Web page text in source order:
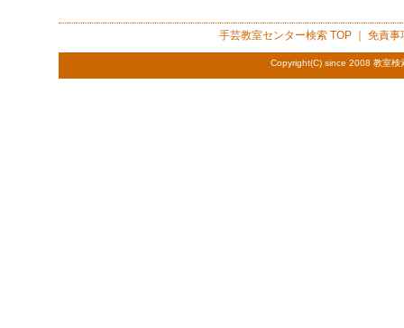
手芸教室センター検索TOP ｜ 免責事
Copyright(C) since 2008 教室検